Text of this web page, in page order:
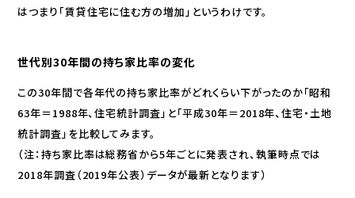
はつまり「賃貸住宅に住む方の増加」というわけです。
世代別30年間の持ち家比率の変化
この30年間で各年代の持ち家比率がどれくらい下がったのか「昭和
63年＝1988年、住宅統計調査」と「平成30年＝2018年、住宅・土地
統計調査」を比較してみます。
（注：持ち家比率は総務省から5年ごとに発表され、執筆時点では
2018年調査（2019年公表）データが最新となります）